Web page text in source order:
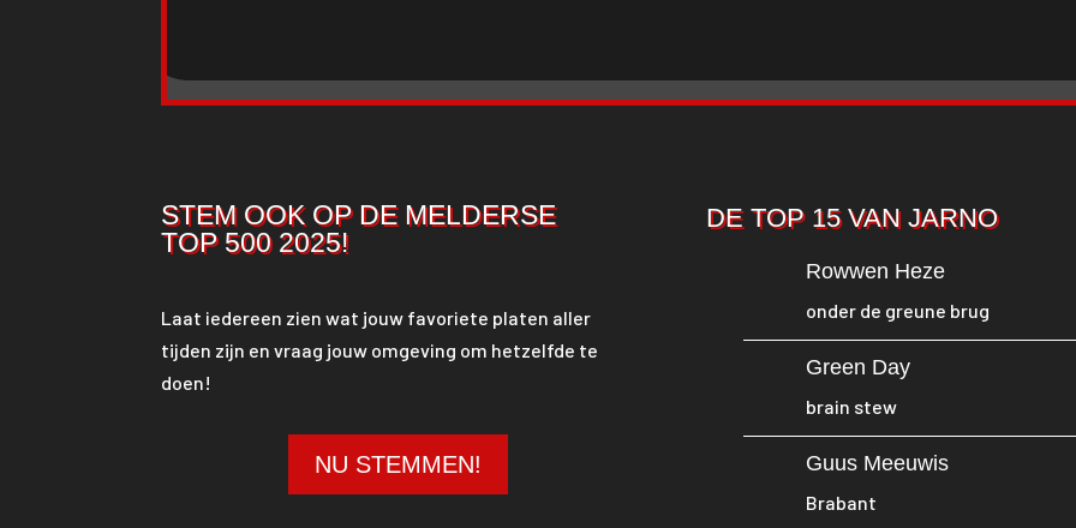
STEM OOK OP DE MELDERSE
TOP 500 2025!
Laat iedereen zien wat jouw favoriete platen aller
tijden zijn en vraag jouw omgeving om hetzelfde te
doen!
NU STEMMEN!
DE TOP 15 VAN JARNO
Rowwen Heze
onder de greune brug
Green Day
brain stew
Guus Meeuwis
Brabant